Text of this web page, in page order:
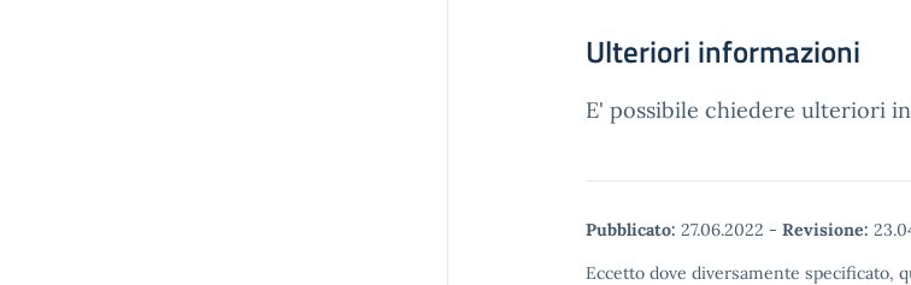
Ulteriori informazioni
E' possibile chiedere ulteriori
Pubblicato: 27.06.2022 - Revisione:
Eccetto dove diversamente specificato,